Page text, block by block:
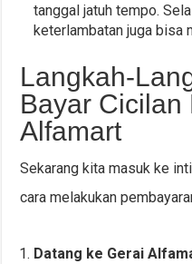
tanggal jatuh tempo.
keterlambatan juga bisa
Langkah-
Bayar Cicilan
Alfamart
Sekarang kita masuk ke
cara melakukan
Datang ke Gerai